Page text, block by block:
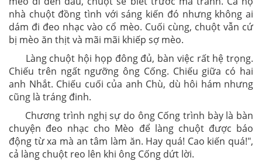
nhà chuột đồng tình với sáng kiến đó nhưng không ai
dám đi đeo nhạc vào cổ mèo. Cuối cùng, chuột vẫn cứ
bị mèo ăn thịt và mãi mãi khiếp sợ mèo.
Làng chuột hội họp đông đủ, bàn việc rất hệ trọng.
Chiếu trên ngất ngưỡng ông Cống. Chiếu giữa có hai
anh Nhắt. Chiếu cuối của anh Chù, dù hôi hám nhưng
cũng là tráng đinh.
Chương trình nghị sự do ông Cống trình bày là bàn
chuyện đeo nhạc cho Mèo để làng chuột được báo
động từ xa mà an tâm làm ăn. Hay quá! Cao kiến quá!",
cả làng chuột reo lên khi ông Cống dứt lời.